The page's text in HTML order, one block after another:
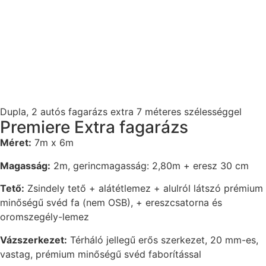
Dupla, 2 autós fagarázs extra 7 méteres szélességgel
Premiere Extra fagarázs
Méret: 7m x 6m
Magasság: 2m, gerincmagasság: 2,80m + eresz 30 cm
Tető: Zsindely tető + alátétlemez + alulról látszó prémium
minőségű svéd fa (nem OSB), + ereszcsatorna és
oromszegély-lemez
Vázszerkezet: Térháló jellegű erős szerkezet, 20 mm-es,
vastag, prémium minőségű svéd faborítással